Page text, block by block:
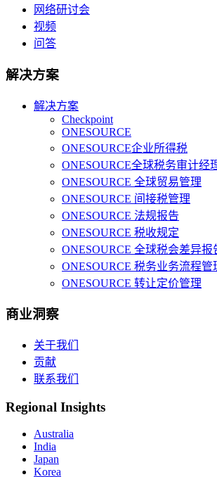
网络研讨会
视频
问答
解决方案
解决方案
Checkpoint
ONESOURCE
ONESOURCE企业所得税
ONESOURCE全球税务审计经
ONESOURCE 全球贸易管理
ONESOURCE 间接税管理
ONESOURCE 法规报告
ONESOURCE 税收规定
ONESOURCE 全球税会差异报
ONESOURCE 税务业务流程管
ONESOURCE 转让定价管理
商业洞察
关于我们
贡献
联系我们
Regional Insights
Australia
India
Japan
Korea